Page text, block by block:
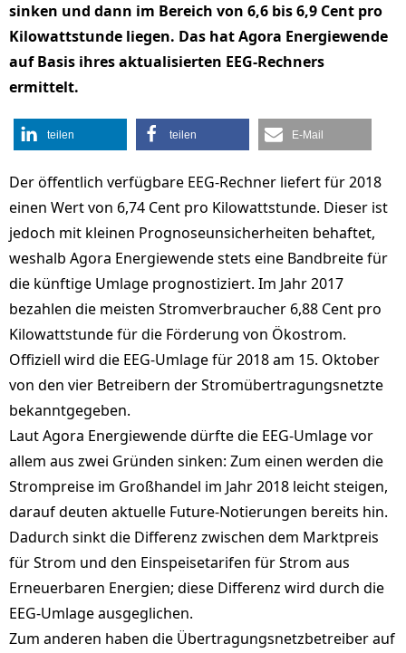
sinken und dann im Bereich von 6,6 bis 6,9 Cent pro
Kilowattstunde liegen. Das hat Agora Energiewende
auf Basis ihres aktualisierten EEG-Rechners
ermittelt.
teilen teilen E-Mail
Der öffentlich verfügbare EEG-Rechner liefert für 2018
einen Wert von 6,74 Cent pro Kilowattstunde. Dieser ist
jedoch mit kleinen Prognoseunsicherheiten behaftet,
weshalb Agora Energiewende stets eine Bandbreite für
die künftige Umlage prognostiziert. Im Jahr 2017
bezahlen die meisten Stromverbraucher 6,88 Cent pro
Kilowattstunde für die Förderung von Ökostrom.
Offiziell wird die EEG-Umlage für 2018 am 15. Oktober
von den vier Betreibern der Stromübertragungsnetzte
bekanntgegeben.
Laut Agora Energiewende dürfte die EEG-Umlage vor
allem aus zwei Gründen sinken: Zum einen werden die
Strompreise im Großhandel im Jahr 2018 leicht steigen,
darauf deuten aktuelle Future-Notierungen bereits hin.
Dadurch sinkt die Differenz zwischen dem Marktpreis
für Strom und den Einspeisetarifen für Strom aus
Erneuerbaren Energien; diese Differenz wird durch die
EEG-Umlage ausgeglichen.
Zum anderen haben die Übertragungsnetzbetreiber auf